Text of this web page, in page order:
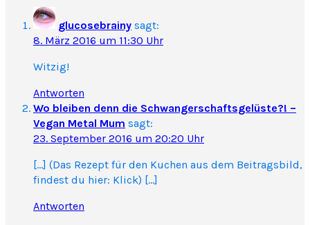
glucosebrainy sagt:
8. März 2016 um 11:30 Uhr
Witzig!
Antworten
Wo bleiben denn die Schwangerschaftsgelüste?! –
Vegan Metal Mum sagt:
23. September 2016 um 20:20 Uhr
[…] (Das Rezept für den Kuchen aus dem Beitragsbild,
findest du hier: Klick) […]
Antworten